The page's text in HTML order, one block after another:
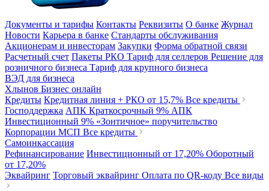
Документы и тарифы Контакты Реквизиты О банке Журнал
Новости Карьера в банке Стандарты обслуживания
Акционерам и инвесторам Закупки Форма обратной связи
Расчетный счет Пакеты РКО Тариф для селлеров Решение для
розничного бизнеса Тариф для крупного бизнеса
ВЭД для бизнеса
Хлынов Бизнес онлайн
Кредиты Кредитная линия + РКО от 15,7% Все кредиты
Господдержка АПК Краткосрочный 9% АПК
Инвестиционный 9% «Зонтичное» поручительство
Корпорации МСП Все кредиты
Самоинкассация
Рефинансирование Инвестиционный от 17,20% Оборотный
от 17,20%
Эквайринг Торговый эквайринг Оплата по QR-коду Все виды